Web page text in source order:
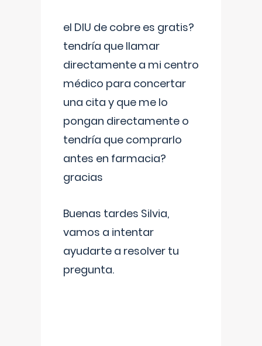
el DIU de cobre es gratis?
tendría que llamar
directamente a mi centro
médico para concertar
una cita y que me lo
pongan directamente o
tendría que comprarlo
antes en farmacia?
gracias
Buenas tardes Silvia,
vamos a intentar
ayudarte a resolver tu
pregunta.